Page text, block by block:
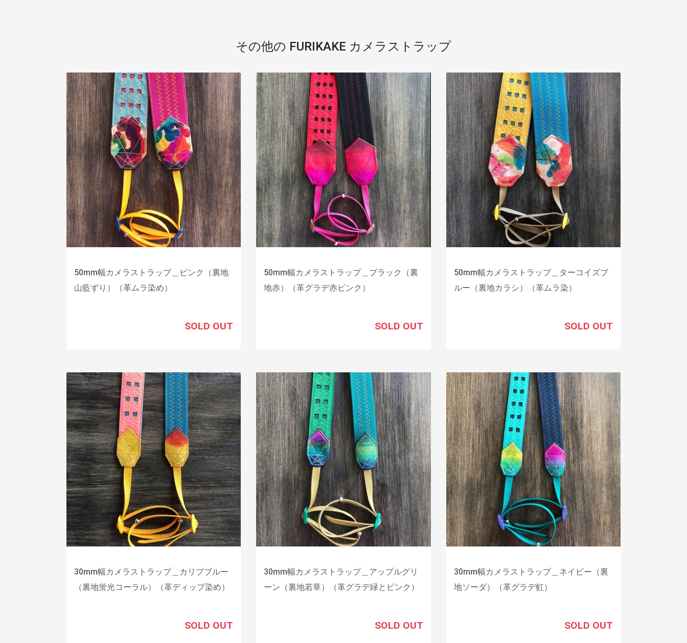
その他の FURIKAKE カメラストラップ
50mm幅カメラストラップ＿ピンク（裏地
山藍ずり）（革ムラ染め）
SOLD OUT
50mm幅カメラストラップ＿ブラック（裏
地赤）（革グラデ赤ピンク）
SOLD OUT
50mm幅カメラストラップ＿ターコイズブ
ルー（裏地カラシ）（革ムラ染）
SOLD OUT
30mm幅カメラストラップ＿カリブブルー
（裏地蛍光コーラル）（革ディップ染め）
SOLD OUT
30mm幅カメラストラップ＿アップルグリ
ーン（裏地若草）（革グラデ緑とピンク）
SOLD OUT
30mm幅カメラストラップ＿ネイビー（裏
地ソーダ）（革グラデ虹）
SOLD OUT